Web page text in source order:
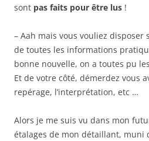
sont pas faits pour être lus !
– Aah mais vous vouliez
de toutes les informations
bonne nouvelle, on a toutes pu
Et de votre côté, démerdez vous
repérage, l’interprétation, etc …
Alors je me suis vu dans mon
étalages de mon détaillant, muni